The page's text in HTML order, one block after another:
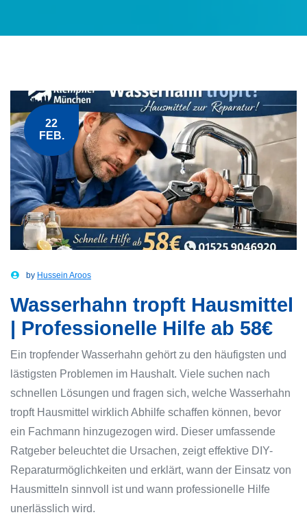
22
FEB.
by Hussein Aroos
Wasserhahn tropft Hausmittel
| Professionelle Hilfe ab 58€
Ein tropfender Wasserhahn gehört zu den häufigsten und
lästigsten Problemen im Haushalt. Viele suchen nach
schnellen Lösungen und fragen sich, welche Wasserhahn
tropft Hausmittel wirklich Abhilfe schaffen können, bevor
ein Fachmann hinzugezogen wird. Dieser umfassende
Ratgeber beleuchtet die Ursachen, zeigt effektive DIY-
Reparaturmöglichkeiten und erklärt, wann der Einsatz von
Hausmitteln sinnvoll ist und wann professionelle Hilfe
unerlässlich wird.